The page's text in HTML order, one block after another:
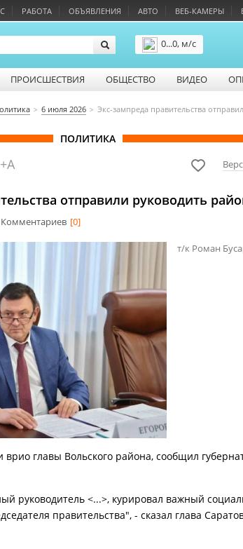
РАБОТА ОБЪЯВЛЕНИЯ АВТО ВЕБ-КАМЕРЫ
0...0, м/с
ПРОИСШЕСТВИЯ ОБЩЕСТВО ВИДЕО
6 июля 2026 Экс-зампреда правительства
ПОЛИТИКА
+A
отправили руководить
Комментариев [0]
т/к Роман
врио главы Вольского района, сообщил
руководитель <...>, курировал важный
правительства", - сказал глава